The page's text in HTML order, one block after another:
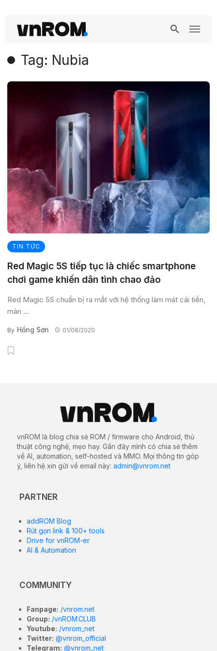
Tag: Nubia
TIN TỨC
Red Magic 5S tiếp tục là chiếc smartphone
chơi game khiến dân tình chao đảo
Red Magic 5S chuẩn bị ra mắt với hệ thống làm mát cải tiến,
màn ...
By Hồng Sơn 01/08/2020
vnROM là blog chia sẻ ROM / firmware cho Android, thủ
thuật công nghệ, mẹo hay. Gần đây mình có chia sẻ thêm
về AI, automation, self-hosted và MMO. Mọi thông tin góp
ý, liên hệ xin gửi về email này: admin@vnrom.net
PARTNER
addROM Blog
Rút gọn link & 100+ tools
Drive for vnROM-er
AI & Automation
COMMUNITY
Fanpage: /vnrom.net
Group: /vnROM.CLUB
Youtube: /vnrom_net
Twitter: @vnrom_official
Telegram: @vnrom_net